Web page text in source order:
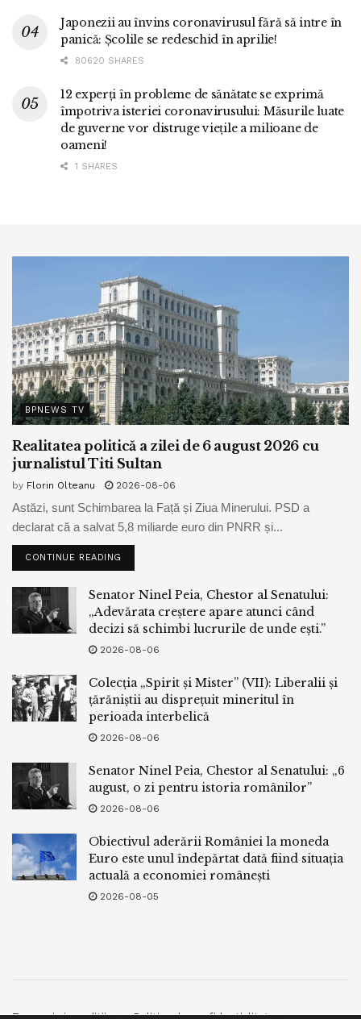
Japonezii au învins coronavirusul fără să intre în
panică: Școlile se redeschid în aprilie!
80620 SHARES
12 experți în probleme de sănătate se exprimă
împotriva isteriei coronavirusului: Măsurile luate
de guverne vor distruge viețile a milioane de
oameni!
1 SHARES
BPNEWS TV
Realitatea politică a zilei de 6 august 2026 cu
jurnalistul Titi Sultan
by Florin Olteanu 2026-08-06
Astăzi, sunt Schimbarea la Față și Ziua Minerului. PSD a
declarat că a salvat 5,8 miliarde euro din PNRR și...
CONTINUE READING
Senator Ninel Peia, Chestor al Senatului:
„Adevărata creștere apare atunci când
decizi să schimbi lucrurile de unde ești.”
2026-08-06
Colecția „Spirit și Mister” (VII): Liberalii și
țărăniștii au disprețuit mineritul în
perioada interbelică
2026-08-06
Senator Ninel Peia, Chestor al Senatului: „6
august, o zi pentru istoria românilor”
2026-08-06
Obiectivul aderării României la moneda
Euro este unul îndepărtat dată fiind situația
actuală a economiei românești
2026-08-05